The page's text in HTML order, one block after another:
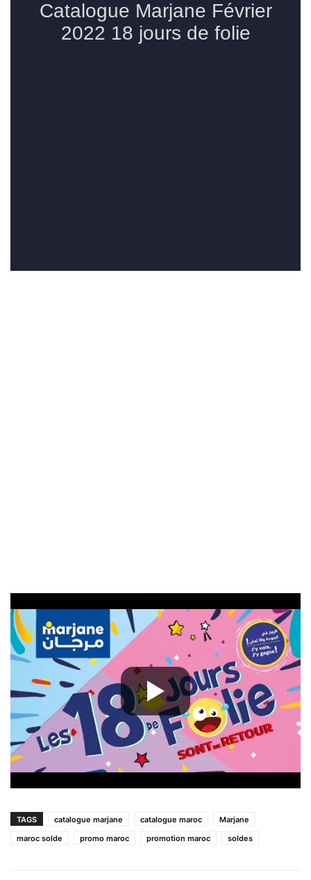
TAGS catalogue marjane catalogue maroc
Marjane
maroc solde
promo maroc promotion maroc soldes